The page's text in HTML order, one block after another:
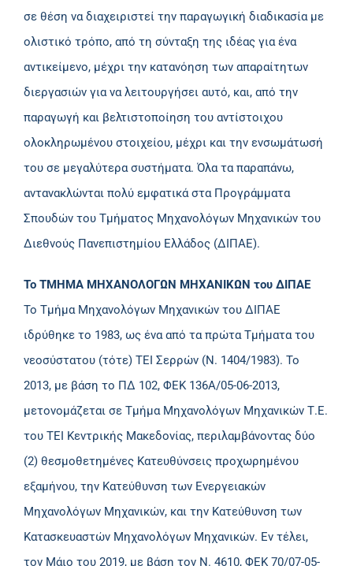
σε θέση να διαχειριστεί την παραγωγική διαδικασία με
ολιστικό τρόπο, από τη σύνταξη της ιδέας για ένα
αντικείμενο, μέχρι την κατανόηση των απαραίτητων
διεργασιών για να λειτουργήσει αυτό, και, από την
παραγωγή και βελτιστοποίηση του αντίστοιχου
ολοκληρωμένου στοιχείου, μέχρι και την ενσωμάτωσή
του σε μεγαλύτερα συστήματα. Όλα τα παραπάνω,
αντανακλώνται πολύ εμφατικά στα Προγράμματα
Σπουδών του Τμήματος Μηχανολόγων Μηχανικών του
Διεθνούς Πανεπιστημίου Ελλάδος (ΔΙΠΑΕ).
Το ΤΜΗΜΑ ΜΗΧΑΝΟΛΟΓΩΝ ΜΗΧΑΝΙΚΩΝ του ΔΙΠΑΕ
Το Τμήμα Μηχανολόγων Μηχανικών του ΔΙΠΑΕ
ιδρύθηκε το 1983, ως ένα από τα πρώτα Τμήματα του
νεοσύστατου (τότε) ΤΕΙ Σερρών (Ν. 1404/1983). Το
2013, με βάση το ΠΔ 102, ΦΕΚ 136Α/05-06-2013,
μετονομάζεται σε Τμήμα Μηχανολόγων Μηχανικών Τ.Ε.
του ΤΕΙ Κεντρικής Μακεδονίας, περιλαμβάνοντας δύο
(2) θεσμοθετημένες Κατευθύνσεις προχωρημένου
εξαμήνου, την Κατεύθυνση των Ενεργειακών
Μηχανολόγων Μηχανικών, και την Κατεύθυνση των
Κατασκευαστών Μηχανολόγων Μηχανικών. Εν τέλει,
τον Μάιο του 2019, με βάση τον Ν. 4610, ΦΕΚ 70/07-05-